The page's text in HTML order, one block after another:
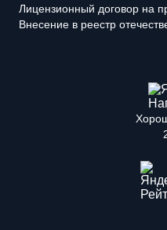
Лицензионный договор на
Внесение в реестр